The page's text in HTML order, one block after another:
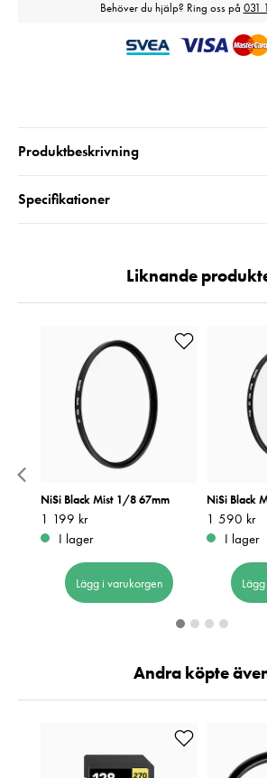
Behöver du hjälp? Ring oss på 031
Produktbeskrivning
Specifikationer
Liknande
NiSi Black Mist 1/8 67mm
Pris:1 199 kr
1 199 kr
I lager
Lägg i varukorgen
NiSi Black
Pris:1 590
1 590 kr
I lager
Andra köpte